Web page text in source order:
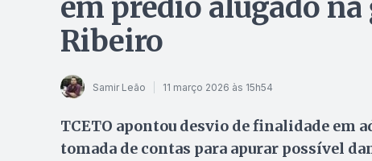
em prédio alugado
Ribeiro
Samir Leão 11 março 2026 às 15h54
TCETO apontou desvio de finalidade em
tomada de contas para apurar possível